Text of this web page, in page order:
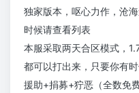
独家版本，呕心力作，沧
时候请查看列表
本服采取两天合区模式，
都可以打出来，只要你有
援助+捐募+狞恶（全数免费